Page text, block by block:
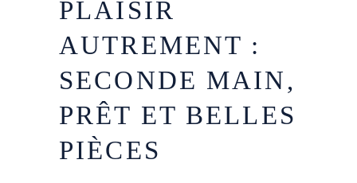
PLAISIR
AUTREMENT :
SECONDE MAIN,
PRÊT ET BELLES
PIÈCES